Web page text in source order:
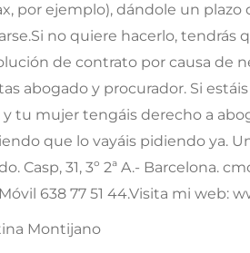
por ejemplo), dándole un plazo
no quiere hacerlo, tendrás
de contrato por causa de
abogado y procurador. Si
tu mujer tengáis derecho a
que lo vayáis pidiendo ya.
Casp, 31, 3º 2ª A.- Barcelona.
638 77 51 44.Visita mi web:
Montijano